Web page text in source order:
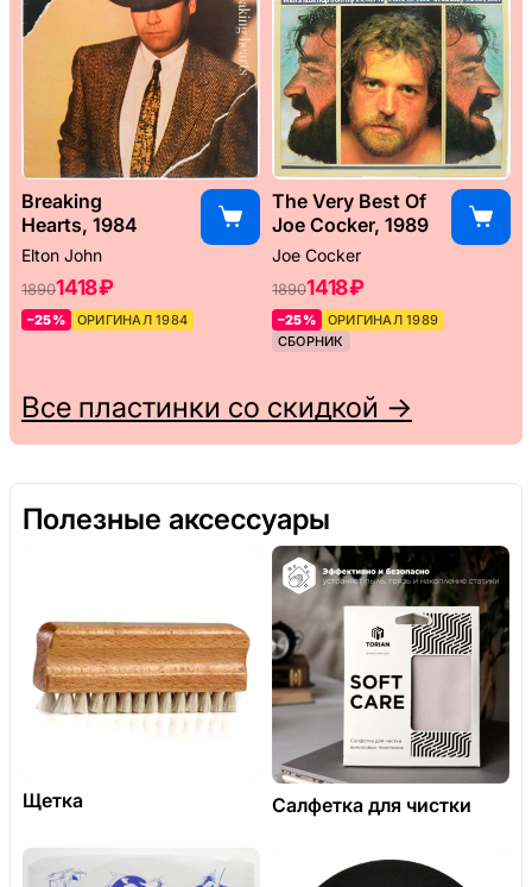
Breaking
Hearts, 1984
Elton John
18901418 ₽
–25% ОРИГИНАЛ 1984
The Very Best Of
Joe Cocker, 1989
Joe Cocker
18901418 ₽
–25%
ОРИГИНАЛ 1989
СБОРНИК
Все пластинки со скидкой →
Полезные аксессуары
Щетка Салфетка для чистки